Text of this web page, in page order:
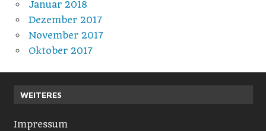
Januar 2018
Dezember 2017
November 2017
Oktober 2017
WEITERES
Impressum